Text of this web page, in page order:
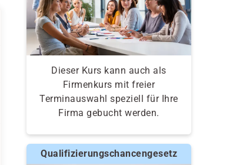
Dieser Kurs kann auch als
Firmenkurs mit freier
Terminauswahl speziell für Ihre
Firma gebucht werden.
Qualifizierungschancengesetz